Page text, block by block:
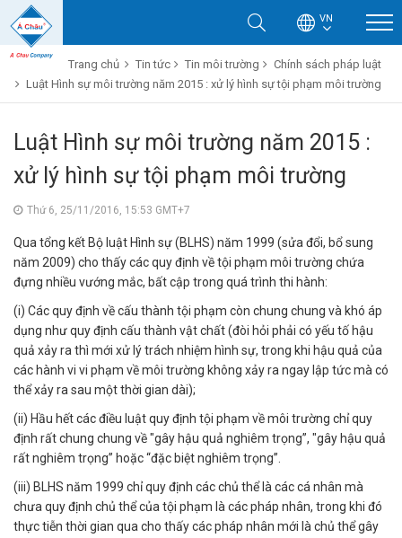
VN
Trang chủ Tin tức Tin môi trường
Chính sách pháp luật
Luật Hình sự môi trường năm 2015 : xử lý hình sự tội phạm môi trường
Luật Hình sự môi trường năm 2015 :
xử lý hình sự tội phạm môi trường
Thứ 6, 25/11/2016, 15:53 GMT+7
Qua tổng kết Bộ luật Hình sự (BLHS) năm 1999 (sửa đổi, bổ sung
năm 2009) cho thấy các quy định về tội phạm môi trường chứa
đựng nhiều vướng mắc, bất cập trong quá trình thi hành:
(i) Các quy định về cấu thành tội phạm còn chung chung và khó áp
dụng như quy định cấu thành vật chất (đòi hỏi phải có yếu tố hậu
quả xảy ra thì mới xử lý trách nhiệm hình sự, trong khi hậu quả của
các hành vi vi phạm về môi trường không xảy ra ngay lập tức mà có
thể xảy ra sau một thời gian dài);
(ii) Hầu hết các điều luật quy định tội phạm về môi trường chỉ quy
định rất chung chung về "gây hậu quả nghiêm trọng”, "gây hậu quả
rất nghiêm trọng” hoặc “đặc biệt nghiêm trọng”.
(iii) BLHS năm 1999 chỉ quy định các chủ thể là các cá nhân mà
chưa quy định chủ thể của tội phạm là các pháp nhân, trong khi đó
thực tiễn thời gian qua cho thấy các pháp nhân mới là chủ thể gây